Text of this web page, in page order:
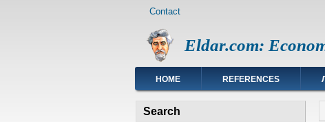
Footer
Contact
Eldar.com:
Main
navigation
HOME REFERENCES
Search